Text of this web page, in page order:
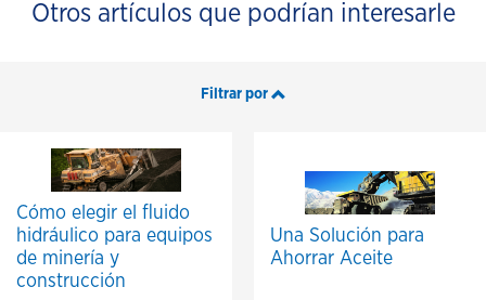
Otros artículos que podrían interesarle
Filtrar por
Cómo elegir el fluido
hidráulico para equipos
de minería y
construcción
Una Solución para
Ahorrar Aceite